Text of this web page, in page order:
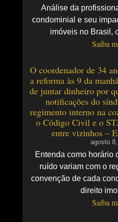
Análise da
condominial e seu
imóveis no Brasil,
Saiba
O coordenador de 34
a reforma às 9 da
de juntar dinheiro por
notificações do
regimento interno na
o Código Civil e o
entre vizinhos –
agosto
Entenda como horário
ruído variam com o
convenção de cada
direito
Saiba